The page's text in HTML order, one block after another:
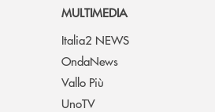
MULTIMEDIA
Italia2 NEWS
OndaNews
Vallo Più
UnoTV